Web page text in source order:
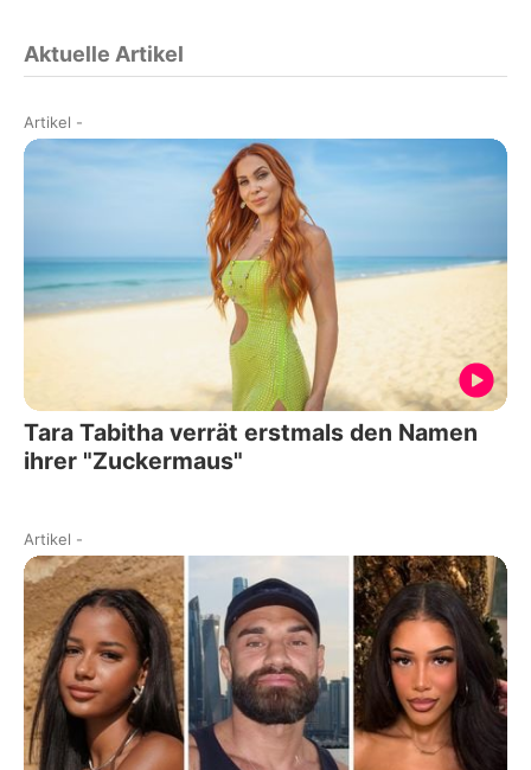
Aktuelle Artikel
Artikel -
Tara Tabitha verrät erstmals den Namen
ihrer "Zuckermaus"
Artikel -